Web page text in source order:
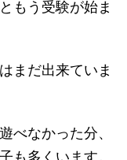
もう受験が始ま
まだ出来ていま
べなかった分、
も多くいます。